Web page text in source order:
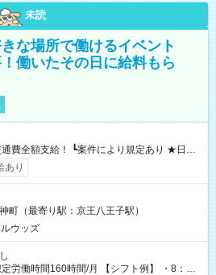
未読
な場所で働けるイベント
働いたその日に給料もら
） ┗働いたその日に現金GET♪ お仕事後はコ
を引き落とせます！ 【試用期間】試
あり
町（最寄り駅：京王八王子駅）
ウッズ
時間/月 【シフト例】 ・8：00